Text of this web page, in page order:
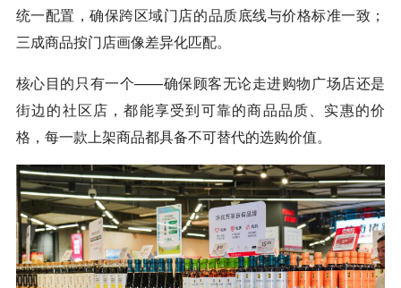
统一配置，确保跨区域门店的品质底线与价格标准一致；
三成商品按门店画像差异化匹配。
核心目的只有一个——确保顾客无论走进购物广场店还是
街边的社区店，都能享受到可靠的商品品质、实惠的价
格，每一款上架商品都具备不可替代的选购价值。